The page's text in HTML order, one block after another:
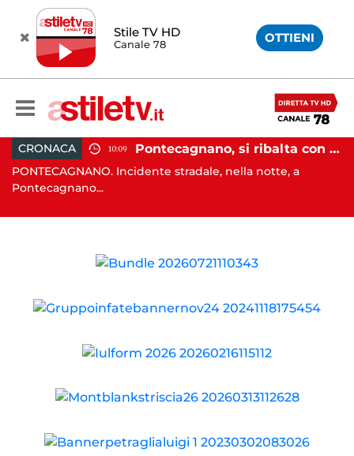
Stile TV HD
Canale 78 OTTIENI
CRONACA 10:09 Pontecagnano, si ribalta con l'auto alla rotatoria: giovane ferito
PONTECAGNANO. Incidente stradale, nella notte, a
Pontecagnano...